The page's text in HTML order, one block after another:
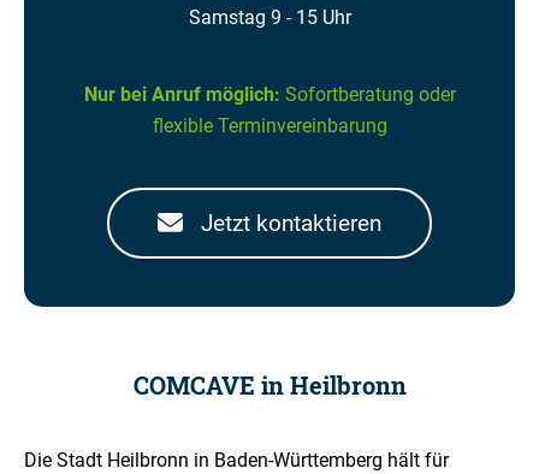
Samstag 9 - 15 Uhr
Nur bei Anruf möglich: Sofortberatung oder
flexible Terminvereinbarung
Jetzt kontaktieren
COMCAVE in Heilbronn
Die Stadt Heilbronn in Baden-Württemberg hält für